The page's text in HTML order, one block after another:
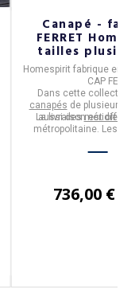
Canapé -
FERRET
tailles
Homespirit fabrique en
CAP
Dans cette
canapés de plusieurs
aussi des
La livraison est
métropolitaine. Les
fabricant sur
736,00 €